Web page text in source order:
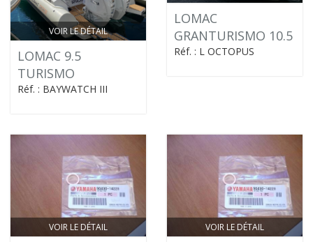
VOIR LE DÉTAIL
LOMAC 9.5
TURISMO
Réf. : BAYWATCH III
LOMAC
GRANTURISMO 10.5
Réf. : L OCTOPUS
VOIR LE DÉTAIL VOIR LE DÉTAIL